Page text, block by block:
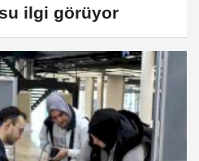
ilgi görüyor